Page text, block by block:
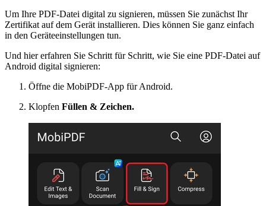
Um Ihre PDF-Datei digital zu signieren, müssen Sie zunächst Ihr
Zertifikat auf dem Gerät installieren. Dies können Sie ganz einfach
in den Geräteeinstellungen tun.
Und hier erfahren Sie Schritt für Schritt, wie Sie eine PDF-Datei auf
Android digital signieren:
Öffne die MobiPDF-App für Android.
Klopfen Füllen & Zeichen.